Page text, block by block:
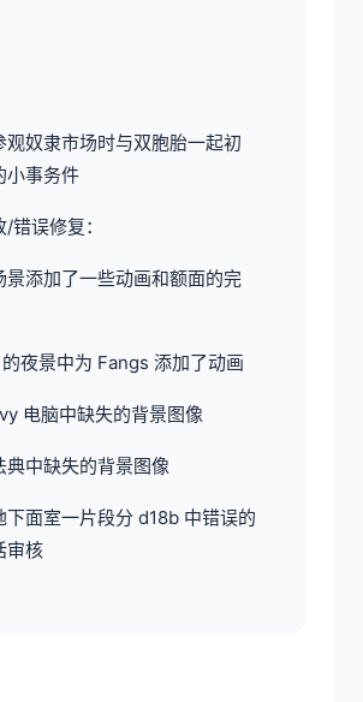
观奴隶市场时与双胞胎一起初
小事务件
错误修复：
景添加了一些动画和额面的完
夜景中为 Fangs 添加了动画
电脑中缺失的背景图像
典中缺失的背景图像
下面室一片段分 d18b 中错误的
审核